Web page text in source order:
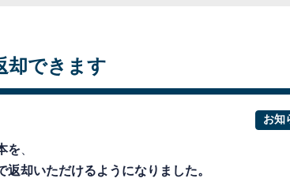
却できます
お知
を
却いただけるようになりました。